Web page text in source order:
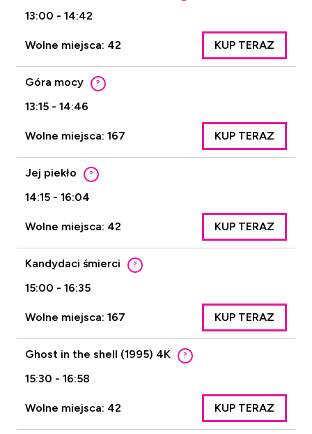
13:00 - 14:42
Wolne miejsca: 42 KUP TERAZ
Góra mocy ?
13:15 - 14:46
Wolne miejsca: 167 KUP TERAZ
Jej piekło ?
14:15 - 16:04
Wolne miejsca: 42 KUP TERAZ
Kandydaci śmierci ?
15:00 - 16:35
Wolne miejsca: 167 KUP TERAZ
Ghost in the shell (1995) 4K ?
15:30 - 16:58
Wolne miejsca: 42 KUP TERAZ